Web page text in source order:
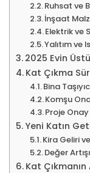
Ruhsat ve
İnşaat
Elektrik ve
Yalıtım ve
2025 Evin
Kat Çıkma
Bina
Komşu
Proje
Yeni Katın
Kira Geliri
Değer Artışı
Kat